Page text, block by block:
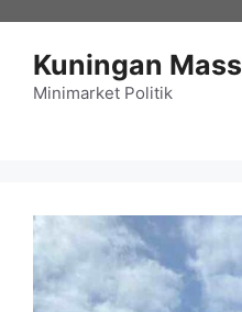
Kuningan Mass
Minimarket Politik